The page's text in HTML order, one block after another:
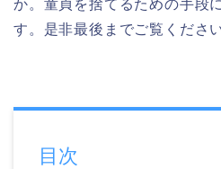
か。童貞を捨てるための手段
す。是非最後までご覧ください
目次